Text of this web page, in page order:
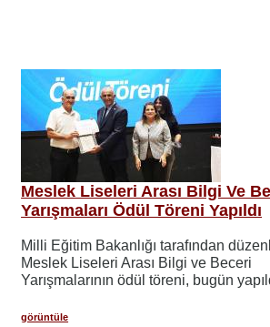
Meslek Liseleri Arası Bilgi Ve
Yarışmaları Ödül Töreni Yapıldı
Milli Eğitim Bakanlığı tarafından
Meslek Liseleri Arası Bilgi ve Beceri
Yarışmalarının ödül töreni, bugün
görüntüle